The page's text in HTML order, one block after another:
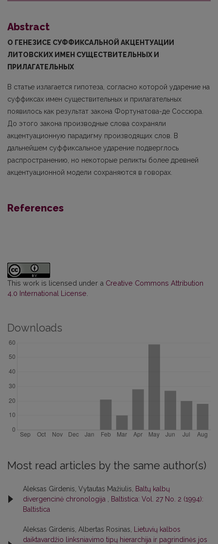
Abstract
О ГЕНЕЗИСЕ СУФФИКСАЛЬНОЙ АКЦЕНТУАЦИИ
ЛИТОВСКИХ ИМЕН СУЩЕСТВИТЕЛЬНЫХ И
ПРИЛАГАТЕЛЬНЫХ
В статье излагается гипотеза, согласно которой ударение на
суффиксах имен суще­ствительных и прилагательных
появилось как результат закона Фортунатова-де Соссюра.
До этого закона производные слова сохраняли
акцентуационную парадигму производящих слов. В
дальнейшем суффиксальное ударение подверглось
распространению, но некоторые реликты более древней
акцентуационной модели сохраняются в говорах.
References
This work is licensed under a Creative Commons Attribution
4.0 International License
Downloads
Most read articles by the same author(s)
Aleksas Girdenis, Vytautas Mažiulis,
Baltų kalbų
divergencinė chronologija
Baltistica: Vol. 27 No. 2 (1994):
Baltistica
Aleksas Girdenis, Albertas Rosinas,
Lietuvių kalbos
daiktavardžio linksniavimo tipų hierarchija ir pagrindinės jos